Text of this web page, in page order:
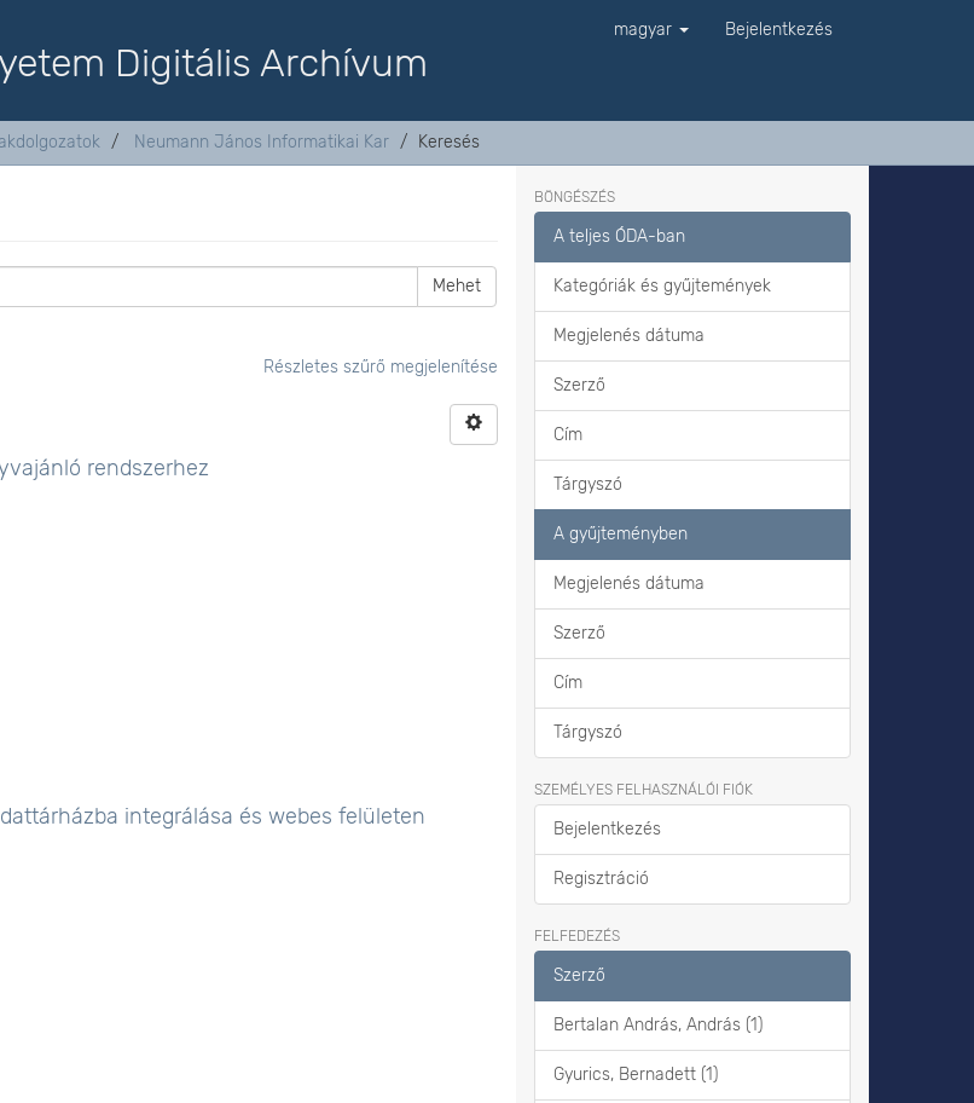
Digitális Archívum
magyar Bejelentkezés
Neumann János Informatikai Kar Keresés
Mehet
Részletes szűrő megjelenítése
rendszerhez
integrálása és webes felületen
BÖNGÉSZÉS
A teljes ÓDA-ban
Kategóriák és gyűjtemények
Megjelenés dátuma
Szerző
Cím
Tárgyszó
A gyűjteményben
Megjelenés dátuma
Szerző
Cím
Tárgyszó
SZEMÉLYES FELHASZNÁLÓI FIÓK
Bejelentkezés
Regisztráció
FELFEDEZÉS
Szerző
Bertalan András, András (1)
Gyurics, Bernadett (1)